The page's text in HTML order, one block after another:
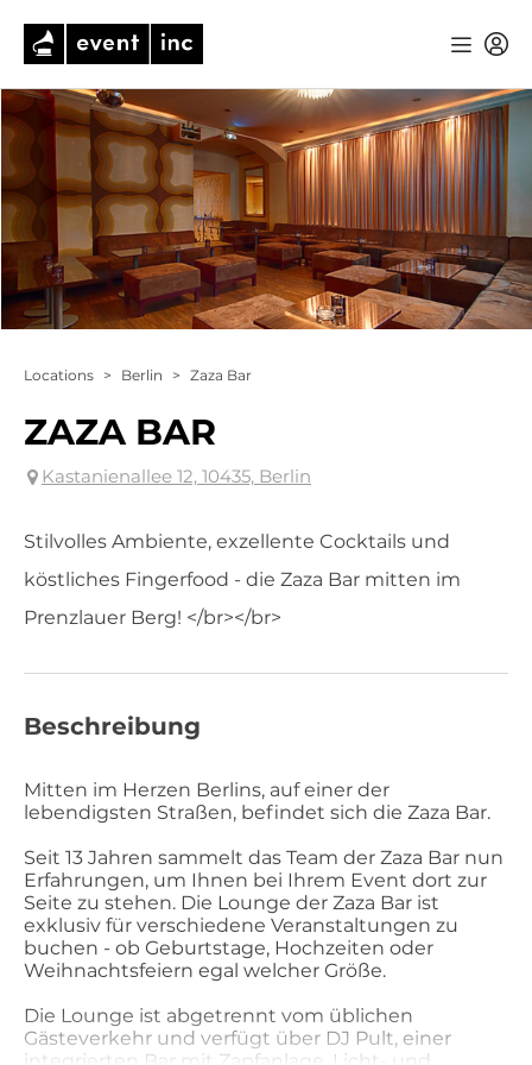
Locations > Berlin > Zaza Bar
ZAZA BAR
Kastanienallee 12, 10435, Berlin
Stilvolles Ambiente, exzellente Cocktails und
köstliches Fingerfood - die Zaza Bar mitten im
Prenzlauer Berg! </br></br>
Beschreibung
Mitten im Herzen Berlins, auf einer der
lebendigsten Straßen, befindet sich die Zaza Bar.
Seit 13 Jahren sammelt das Team der Zaza Bar nun
Erfahrungen, um Ihnen bei Ihrem Event dort zur
Seite zu stehen. Die Lounge der Zaza Bar ist
exklusiv für verschiedene Veranstaltungen zu
buchen - ob Geburtstage, Hochzeiten oder
Weihnachtsfeiern egal welcher Größe.
Die Lounge ist abgetrennt vom üblichen
Gästeverkehr und verfügt über DJ Pult, einer